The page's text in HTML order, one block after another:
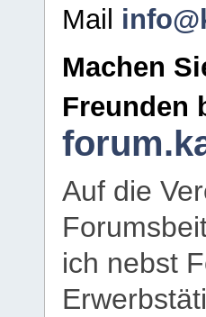
Mail
Machen
Freunden
Auf die
ich nebst